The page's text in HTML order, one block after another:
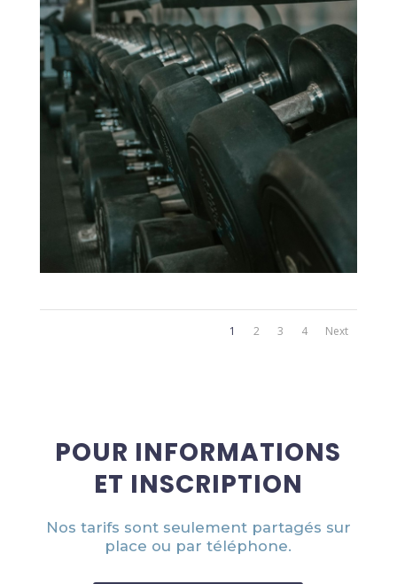
1 2 3 4 Next
POUR INFORMATIONS
ET INSCRIPTION
Nos tarifs sont seulement partagés sur
place ou par téléphone.